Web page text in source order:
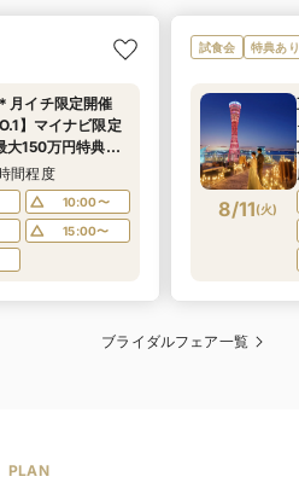
月イチ限定開催
】マイナビ限定
大150万円特典ご
×人気演出×新作
間程度
10:00〜
15:00〜
試食会 特典あり
8/11(火)
ブライダルフェア一覧
PLAN